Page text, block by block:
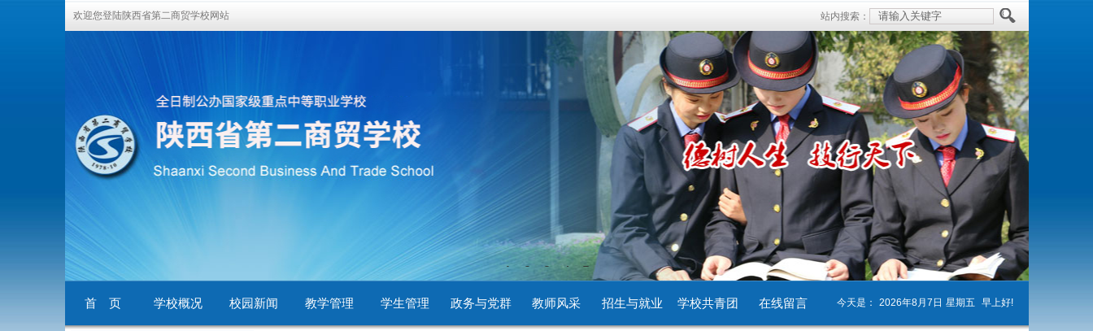
欢迎您登陆陕西省第二商贸学校网站 站内搜索：
1 2 3 4 5
首 页 学校概况 校园新闻 教学管理 学生管理 政务与党群 教师风采 招生与就业 学校共青团 在线留言 今天是： 2026年8月7日 星期五 早上好!